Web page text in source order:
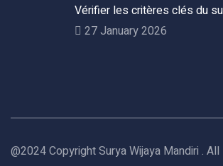
Vérifier les critères clés du
27 January 2026
@2024 Copyright Surya Wijaya Mandiri .